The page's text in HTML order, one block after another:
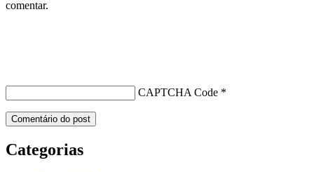
comentar.
CAPTCHA Code *
Categorias